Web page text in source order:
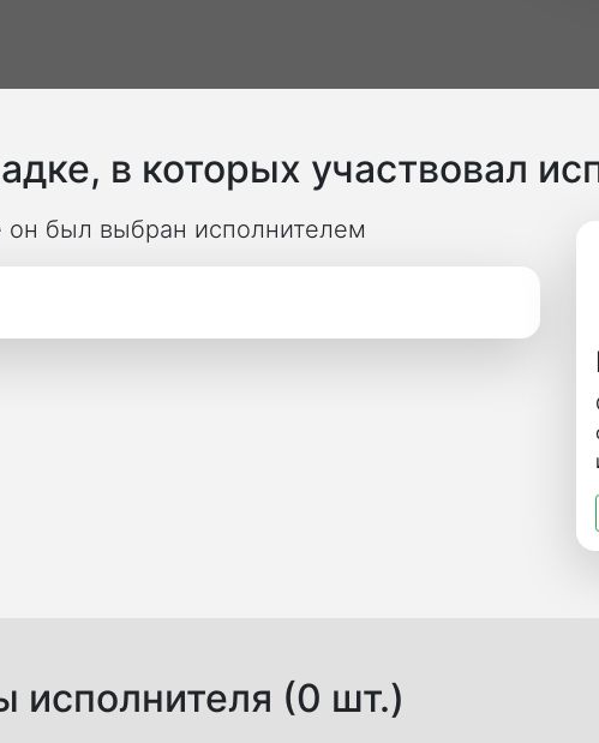
в которых участвовал
он был выбран исполнителем
исполнителя (0 шт.)